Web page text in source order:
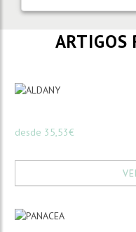
ARTIGOS
desde 35,53€